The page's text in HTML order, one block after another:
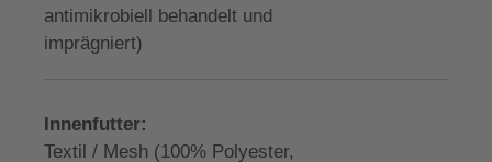
antimikrobiell behandelt und
imprägniert)
Innenfutter:
Textil / Mesh (100% Polyester,